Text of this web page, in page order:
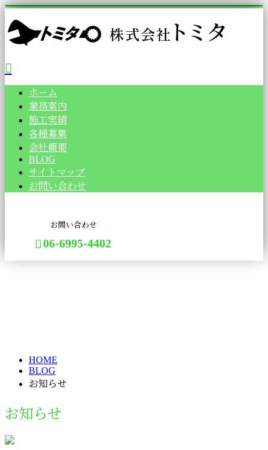
ホーム
業務案内
施工実績
各種募集
会社概要
BLOG
サイトマップ
お問い合わせ
お問い合わせ
06-6995-4402
HOME
BLOG
お知らせ
お知らせ